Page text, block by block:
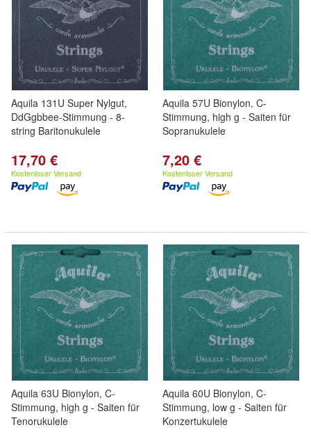
Aquila 131U Super Nylgut,
DdGgbbee-Stimmung - 8-
string Baritonukulele
17,70 €
Kostenloser Versand
Aquila 57U Bionylon, C-
Stimmung, high g - Saiten für
Sopranukulele
7,20 €
Kostenloser Versand
Aquila 63U Bionylon, C-
Stimmung, high g - Saiten für
Tenorukulele
Aquila 60U Bionylon, C-
Stimmung, low g - Saiten für
Konzertukulele